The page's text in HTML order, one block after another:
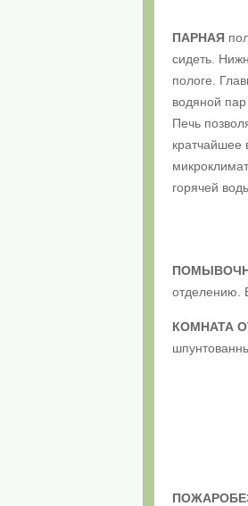
ПАРНАЯ
сидеть.
пологе.
водяной
Печь
кратчайшее
горячей
отделению.
КОМНАТА